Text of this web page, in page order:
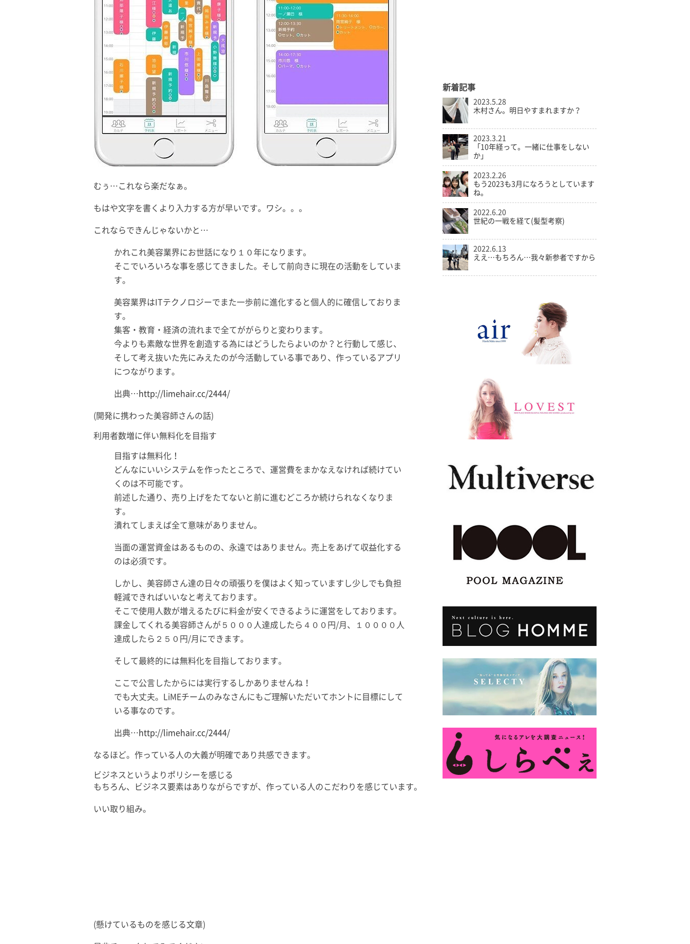
むぅ…これなら楽だなぁ。
もはや文字を書くより入力する方が早いです。ワシ。。。
これならできんじゃないかと…
かれこれ美容業界にお世話になり１０年になります。
そこでいろいろな事を感じてきました。そして前向きに現在の活動をしていま
す。
美容業界はITテクノロジーでまた一歩前に進化すると個人的に確信しておりま
す。
集客・教育・経済の流れまで全てががらりと変わります。
今よりも素敵な世界を創造する為にはどうしたらよいのか？と行動して感じ、
そして考え抜いた先にみえたのが今活動している事であり、作っているアプリ
につながります。
出典… http://limehair.cc/2444/
(開発に携わった美容師さんの話)
利用者数増に伴い無料化を目指す
目指すは無料化！
どんなにいいシステムを作ったところで、運営費をまかなえなければ続けてい
くのは不可能です。
前述した通り、売り上げをたてないと前に進むどころか続けられなくなりま
す。
潰れてしまえば全て意味がありません。
当面の運営資金はあるものの、永遠ではありません。売上をあげて収益化する
のは必須です。
しかし、美容師さん達の日々の頑張りを僕はよく知っていますし少しでも負担
軽減できればいいなと考えております。
そこで使用人数が増えるたびに料金が安くできるように運営をしております。
課金してくれる美容師さんが５０００人達成したら４００円/月、１００００人
達成したら２５０円/月にできます。
そして最終的には無料化を目指しております。
ここで公言したからには実行するしかありませんね！
でも大丈夫。LiMEチームのみなさんにもご理解いただいてホントに目標にして
いる事なのです。
出典… http://limehair.cc/2444/
なるほど。作っている人の大義が明確であり共感できます。
ビジネスというよりポリシーを感じる
もちろん、ビジネス要素はありながらですが、作っている人のこだわりを感じています。
いい取り組み。
(懸けているものを感じる文章)
新着記事
2023.5.28
木村さん。明日やすまれますか？
2023.3.21
「10年経って。一緒に仕事をしない
か」
2023.2.26
もう2023も3月になろうとしています
ね。
2022.6.20
世紀の一戦を経て(髪型考察)
2022.6.13
ええ…もちろん…我々新参者ですから